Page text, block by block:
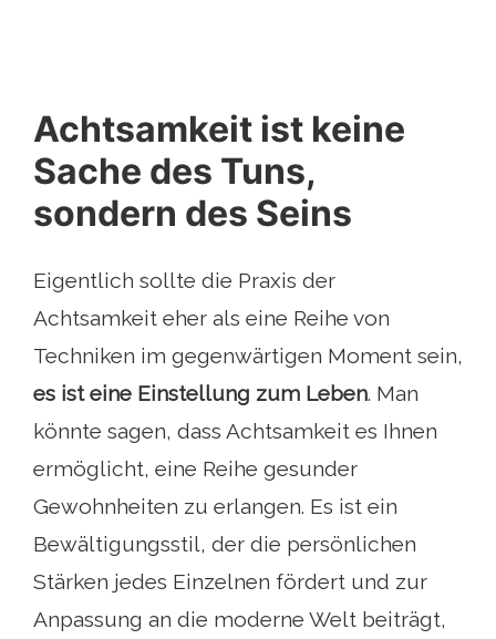
Achtsamkeit ist keine
Sache des Tuns,
sondern des Seins
Eigentlich sollte die Praxis der
Achtsamkeit eher als eine Reihe von
Techniken im gegenwärtigen Moment sein,
es ist eine Einstellung zum Leben. Man
könnte sagen, dass Achtsamkeit es Ihnen
ermöglicht, eine Reihe gesunder
Gewohnheiten zu erlangen. Es ist ein
Bewältigungsstil, der die persönlichen
Stärken jedes Einzelnen fördert und zur
Anpassung an die moderne Welt beiträgt,